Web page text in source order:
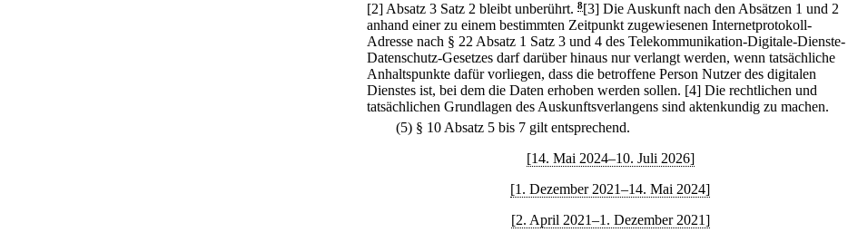
[2] Absatz 3 Satz 2 bleibt unberührt. 8[3] Die Auskunft nach den Absätzen 1 und 2
anhand einer zu einem bestimmten Zeitpunkt zugewiesenen Internetprotokoll-
Adresse nach § 22 Absatz 1 Satz 3 und 4 des Telekommunikation-Digitale-Dienste-
Datenschutz-Gesetzes darf darüber hinaus nur verlangt werden, wenn tatsächliche
Anhaltspunkte dafür vorliegen, dass die betroffene Person Nutzer des digitalen
Dienstes ist, bei dem die Daten erhoben werden sollen. [4] Die rechtlichen und
tatsächlichen Grundlagen des Auskunftsverlangens sind aktenkundig zu machen.
(5) § 10 Absatz 5 bis 7 gilt entsprechend.
[14. Mai 2024–10. Juli 2026]
[1. Dezember 2021–14. Mai 2024]
[2. April 2021–1. Dezember 2021]